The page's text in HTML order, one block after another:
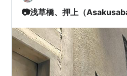
飯）…
📷浅草橋、押上（